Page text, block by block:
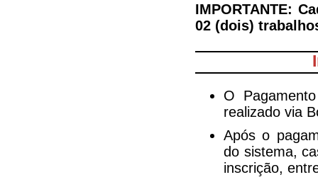
IMPORTANTE:
02 (dois)
O
realizado via
Após o
do sistema,
inscrição,